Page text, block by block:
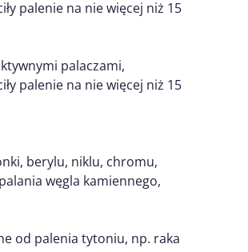
palenie na nie więcej niż 15
palaczami,
palenie na nie więcej niż 15
berylu, niklu, chromu,
węgla kamiennego,
od palenia tytoniu, np. raka